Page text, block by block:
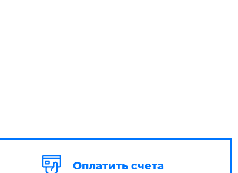
Оплатить счета